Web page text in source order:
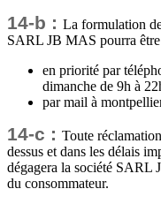
14-b : La formulation
SARL JB MAS pourra
en priorité par
dimanche de 9h à
par mail à
14-c : Toute
dessus et dans les délais
dégagera la société SARL
du consommateur.